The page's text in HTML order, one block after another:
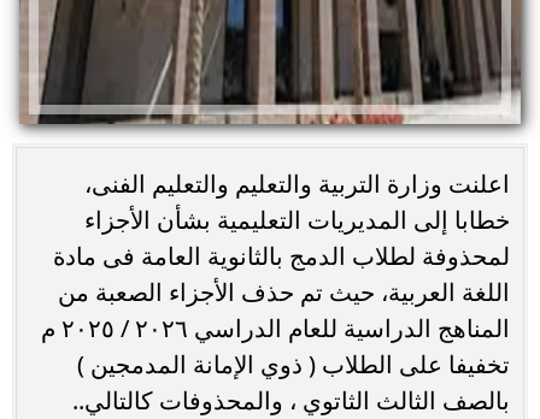
اعلنت وزارة التربية والتعليم والتعليم الفنى،
خطابا إلى المديريات التعليمية بشأن الأجزاء
لمحذوفة لطلاب الدمج بالثانوية العامة فى مادة
اللغة العربية، حيث تم حذف الأجزاء الصعبة من
المناهج الدراسية للعام الدراسي ٢٠٢٦ / ٢٠٢٥ م
تخفيفا على الطلاب ( ذوي الإمانة المدمجين )
بالصف الثالث الثاتوي ، والمحذوفات كالتالي..